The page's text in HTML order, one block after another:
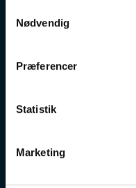
Nødvendig
Præferencer
Statistik
Marketing
Brugerlicensen giver
12 måneder.
______
E-læring